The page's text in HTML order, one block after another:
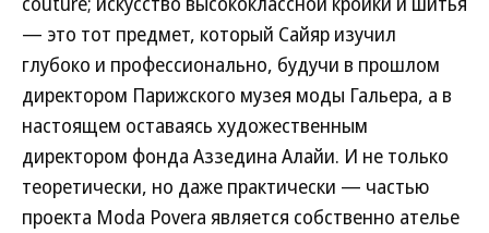
— это тот предмет, который Сайяр изучил
глубоко и профессионально, будучи в прошлом
директором Парижского музея моды Гальера, а в
настоящем оставаясь художественным
директором фонда Аззедина Алайи. И не только
теоретически, но даже практически — частью
проекта Moda Povera является собственно ателье